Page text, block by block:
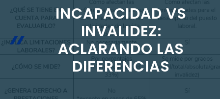
INCAPACIDAD VS
INVALIDEZ:
ACLARANDO LAS
DIFERENCIAS